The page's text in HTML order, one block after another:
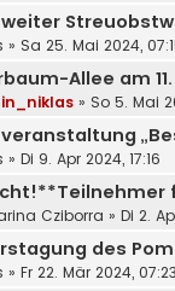
» Sa 25. Mai 2024,
Allee am
» So 5. Mai
» Di 9. Apr 2024, 17:16
Cziborra » Di 2.
des
» Fr 22. Mär 2024, 07:23